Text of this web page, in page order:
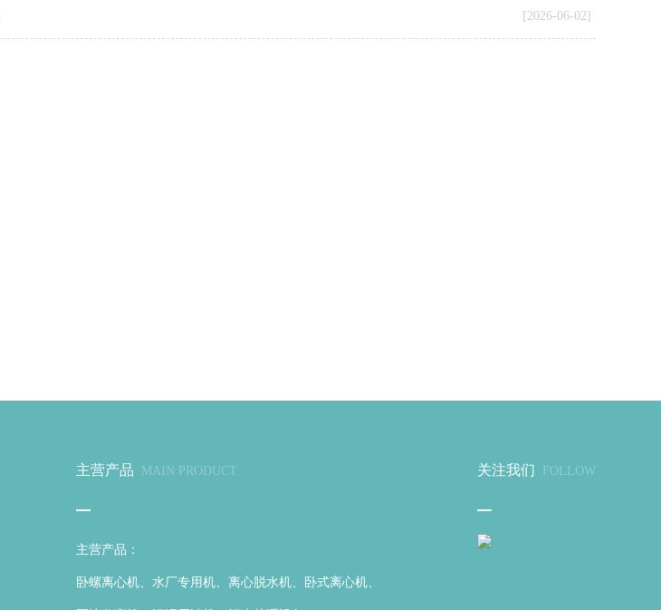
[2026-06-02]
主营产品 MAIN PRODUCT
主营产品：
卧螺离心机、水厂专用机、离心脱水机、卧式离心机、
关注我们 FOLLOW